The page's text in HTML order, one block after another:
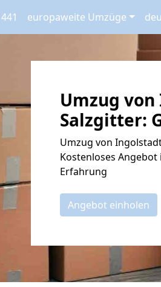
europaweite Umzüge
Umzug
Salzgitter:
Umzug von
Kostenloses
Erfahrung
Angebot einholen